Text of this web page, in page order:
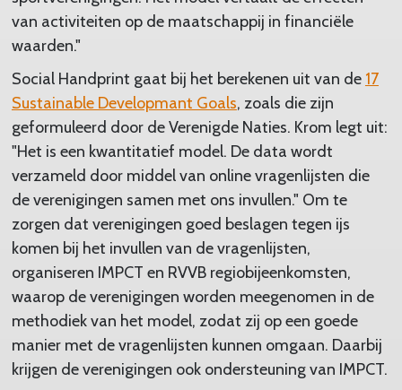
van activiteiten op de maatschappij in financiële
waarden."
Social Handprint gaat bij het berekenen uit van de 17
Sustainable Developmant Goals, zoals die zijn
geformuleerd door de Verenigde Naties. Krom legt uit:
"Het is een kwantitatief model. De data wordt
verzameld door middel van online vragenlijsten die
de verenigingen samen met ons invullen." Om te
zorgen dat verenigingen goed beslagen tegen ijs
komen bij het invullen van de vragenlijsten,
organiseren IMPCT en RVVB regiobijeenkomsten,
waarop de verenigingen worden meegenomen in de
methodiek van het model, zodat zij op een goede
manier met de vragenlijsten kunnen omgaan. Daarbij
krijgen de verenigingen ook ondersteuning van IMPCT.